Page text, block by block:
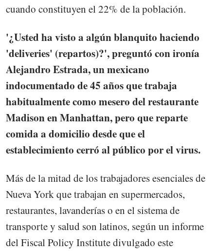
cuando constituyen el 22% de la población.
'¿Usted ha visto a algún blanquito haciendo
'deliveries' (repartos)?', preguntó con ironía
Alejandro Estrada, un mexicano
indocumentado de 45 años que trabaja
habitualmente como mesero del restaurante
Madison en Manhattan, pero que reparte
comida a domicilio desde que el
establecimiento cerró al público por el virus.
Más de la mitad de los trabajadores esenciales de
Nueva York que trabajan en supermercados,
restaurantes, lavanderías o en el sistema de
transporte y salud son latinos, según un informe
del Fiscal Policy Institute divulgado este